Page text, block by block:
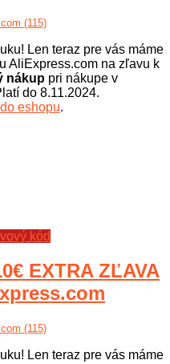
(115)
Len teraz pre vás máme
AliExpress.com na zľavu k
nákup pri nákupe v
do 8.11.2024.
eshopu.
kód
EXTRA ZĽAVA
(115)
Len teraz pre vás máme